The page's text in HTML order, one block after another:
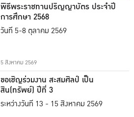
พิธีพระราชทานปริญญาบัตร ประจำปี
การศึกษา 2568
วันที่ 5-8 ตุลาคม 2569
5 สิงหาคม 2569
ขอเชิญร่วมงาน สะสมศิลป์ เป็น
สิน(ทรัพย์) ปีที่ 3
ระหว่างวันที่ 13 - 15 สิงหาคม 2569